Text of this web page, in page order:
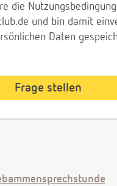
die
und bin damit
Daten